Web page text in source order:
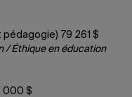
79 261 $
/ Éthique en éducation
000 $